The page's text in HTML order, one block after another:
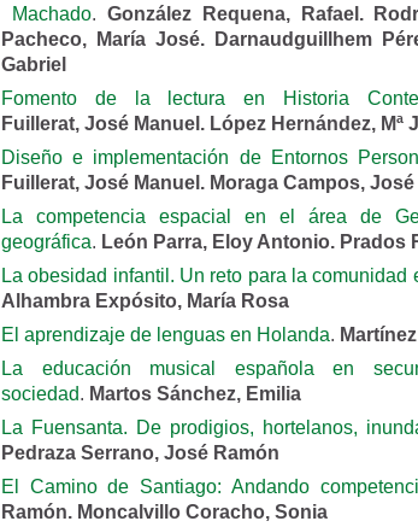
Machado. González Requena, Rafael.
Pacheco, María José. Darnaudguillhem
Gabriel
Fomento de la lectura en Historia
Fuillerat, José Manuel. López Hernández, Mª
Diseño e implementación de Entornos
Fuillerat, José Manuel. Moraga Campos, José
La competencia espacial en el área de
geográfica. León Parra, Eloy Antonio. Prados
La obesidad infantil. Un reto para la comunidad
Alhambra Expósito, María Rosa
El aprendizaje de lenguas en Holanda.
La educación musical española en
sociedad. Martos Sánchez, Emilia
La Fuensanta. De prodigios, hortelanos,
Pedraza Serrano, José Ramón
El Camino de Santiago: Andando
Ramón. Moncalvillo Coracho, Sonia